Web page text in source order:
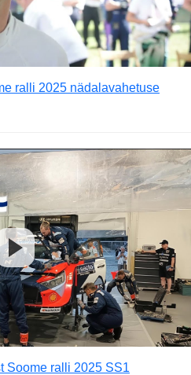
ralli 2025 nädalavahetuse
Soome ralli 2025 SS1